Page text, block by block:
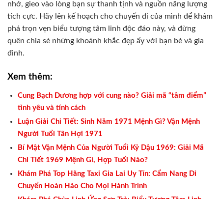
nhớ, gieo vào lòng bạn sự thanh tịnh và nguồn năng lượng
tích cực. Hãy lên kế hoạch cho chuyến đi của mình để khám
phá trọn vẹn biểu tượng tâm linh độc đáo này, và đừng
quên chia sẻ những khoảnh khắc đẹp ấy với bạn bè và gia
đình.
Xem thêm:
Cung Bạch Dương hợp với cung nào? Giải mã “tâm điểm”
tình yêu và tính cách
Luận Giải Chi Tiết: Sinh Năm 1971 Mệnh Gì? Vận Mệnh
Người Tuổi Tân Hợi 1971
Bí Mật Vận Mệnh Của Người Tuổi Kỷ Dậu 1969: Giải Mã
Chi Tiết 1969 Mệnh Gì, Hợp Tuổi Nào?
Khám Phá Top Hãng Taxi Gia Lai Uy Tín: Cẩm Nang Di
Chuyển Hoàn Hảo Cho Mọi Hành Trình